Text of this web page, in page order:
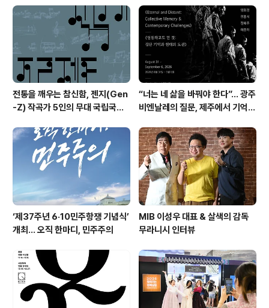
예정이다. 프로그램은 ▲프리랜서 디자이너 멘토의‘프리랜
서로 살아남기’, ▲프리랜서 연구원 멘토의 ‘고학력&비 IT
전공자가 프리랜서 인재로 살아가는 법’, ▲스타트업 대표
로 있는 멘토의‘스타트업 창업가로..
전통을 깨우는 참신함, 젠지(Gen
-Z) 작곡가 5인의 무대 국립국악
트'
“너는 네 삶을 바꿔야 한다”… 광주
비엔날레의 질문, 제주에서 기억의
주비엔날레 몽골관 연계 프로그램
《영원하고도 먼 것: 집단 기억과 현
대의 도전》
‘제37주년 6·10민주항쟁 기념식’
개최… 오직 한마디, 민주주의
MIB 이성우 대표 & 살색의 감독
무라니시 인터뷰